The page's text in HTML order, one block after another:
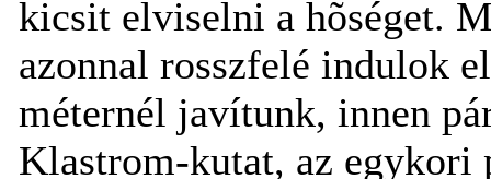
kicsit elviselni a hõséget.
azonnal rosszfelé indulok
méternél javítunk, innen
Klastrom-kutat, az egykori